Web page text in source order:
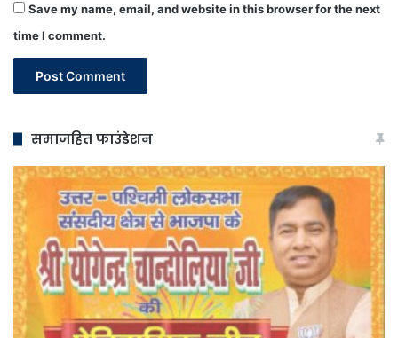
Save my name, email, and website in this browser for the next
time I comment.
समाजहित फाउंडेशन